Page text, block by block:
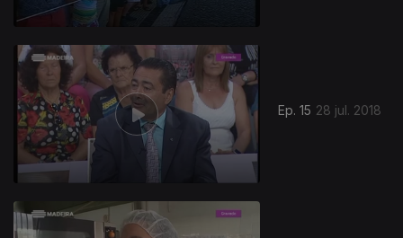
Ep. 15 28 jul. 2018